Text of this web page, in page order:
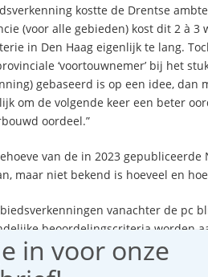
kostte de Drentse
(voor alle gebieden) kost dit 2 à 3
in Den Haag eigenlijk te lang.
‘voortouwnemer’ bij het
gebaseerd is op een idee, dan
om de volgende keer een beter
oordeel.”
van de in 2023
maar niet bekend is hoeveel en
vanachter de pc
beoordelingscriteria worden
en hoe de uitkomsten
in de provincie.